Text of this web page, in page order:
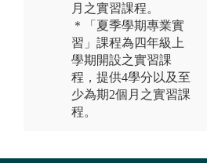
月之實習課程。
＊「夏季學期專業實
習」課程為四年級上
學期開設之實習課
程，提供4學分以及至
少為期2個月之實習課
程。